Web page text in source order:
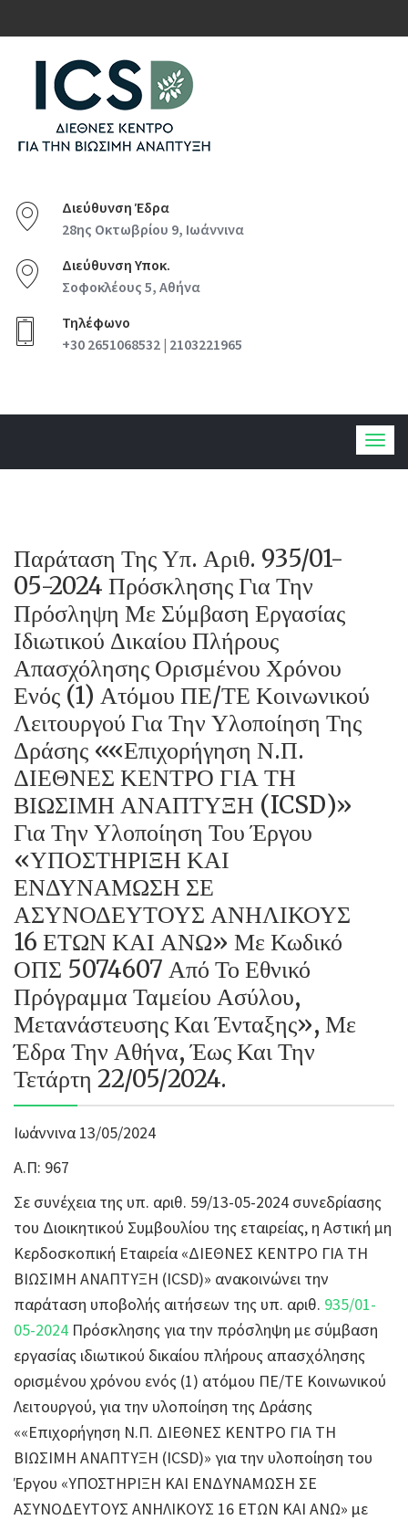
Διεύθυνση Έδρα
28ης Οκτωβρίου 9, Ιωάννινα
Διεύθυνση Υποκ.
Σοφοκλέους 5, Αθήνα
Τηλέφωνο
+30 2651068532 | 2103221965
Παράταση Της Υπ. Αριθ. 935/01-
05-2024 Πρόσκλησης Για Την
Πρόσληψη Με Σύμβαση Εργασίας
Ιδιωτικού Δικαίου Πλήρους
Απασχόλησης Ορισμένου Χρόνου
Ενός (1) Ατόμου ΠΕ/ΤΕ Κοινωνικού
Λειτουργού Για Την Υλοποίηση Της
Δράσης ««Επιχορήγηση Ν.Π.
ΔΙΕΘΝΕΣ ΚΕΝΤΡΟ ΓΙΑ ΤΗ
ΒΙΩΣΙΜΗ ΑΝΑΠΤΥΞΗ (ICSD)»
Για Την Υλοποίηση Του Έργου
«ΥΠΟΣΤΗΡΙΞΗ ΚΑΙ
ΕΝΔΥΝΑΜΩΣΗ ΣΕ
ΑΣΥΝΟΔΕΥΤΟΥΣ ΑΝΗΛΙΚΟΥΣ
16 ΕΤΩΝ ΚΑΙ ΑΝΩ» Με Κωδικό
ΟΠΣ 5074607 Από Το Εθνικό
Πρόγραμμα Ταμείου Ασύλου,
Μετανάστευσης Και Ένταξης», Με
Έδρα Την Αθήνα, Έως Και Την
Τετάρτη 22/05/2024.
Ιωάννινα 13/05/2024
Α.Π: 967
Σε συνέχεια της υπ. αριθ. 59/13-05-2024 συνεδρίασης
του Διοικητικού Συμβουλίου της εταιρείας, η Αστική μη
Κερδοσκοπική Εταιρεία «ΔΙΕΘΝΕΣ ΚΕΝΤΡΟ ΓΙΑ ΤΗ
ΒΙΩΣΙΜΗ ΑΝΑΠΤΥΞΗ (ICSD)» ανακοινώνει την
παράταση υποβολής αιτήσεων της υπ. αριθ. 935/01-
05-2024 Πρόσκλησης για την πρόσληψη με σύμβαση
εργασίας ιδιωτικού δικαίου πλήρους απασχόλησης
ορισμένου χρόνου ενός (1) ατόμου ΠΕ/ΤΕ Κοινωνικού
Λειτουργού, για την υλοποίηση της Δράσης
««Επιχορήγηση Ν.Π. ΔΙΕΘΝΕΣ ΚΕΝΤΡΟ ΓΙΑ ΤΗ
ΒΙΩΣΙΜΗ ΑΝΑΠΤΥΞΗ (ICSD)» για την υλοποίηση του
Έργου «ΥΠΟΣΤΗΡΙΞΗ ΚΑΙ ΕΝΔΥΝΑΜΩΣΗ ΣΕ
ΑΣΥΝΟΔΕΥΤΟΥΣ ΑΝΗΛΙΚΟΥΣ 16 ΕΤΩΝ ΚΑΙ ΑΝΩ» με